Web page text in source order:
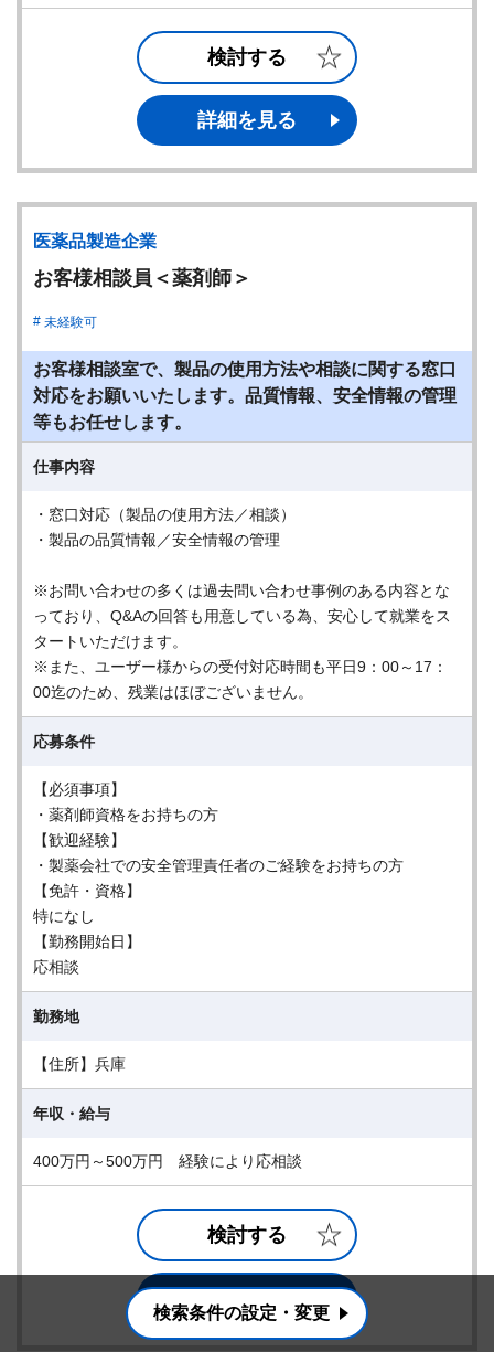
検討する
詳細を見る
医薬品製造企業
お客様相談員＜薬剤師＞
未経験可
お客様相談室で、製品の使用方法や相談に関する窓口
対応をお願いいたします。品質情報、安全情報の管理
等もお任せします。
仕事内容
・窓口対応（製品の使用方法／相談）
・製品の品質情報／安全情報の管理
※お問い合わせの多くは過去問い合わせ事例のある内容とな
っており、Q&Aの回答も用意している為、安心して就業をス
タートいただけます。
※また、ユーザー様からの受付対応時間も平日9：00～17：
00迄のため、残業はほぼございません。
応募条件
【必須事項】
・薬剤師資格をお持ちの方
【歓迎経験】
・製薬会社での安全管理責任者のご経験をお持ちの方
【免許・資格】
特になし
【勤務開始日】
応相談
勤務地
【住所】兵庫
年収・給与
400万円～500万円 経験により応相談
検討する
詳細を見る
検索条件の設定・変更